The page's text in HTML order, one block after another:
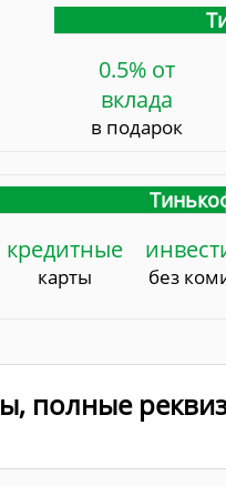
0.5% от
вклада
в подарок
кредитные
карты без
полные